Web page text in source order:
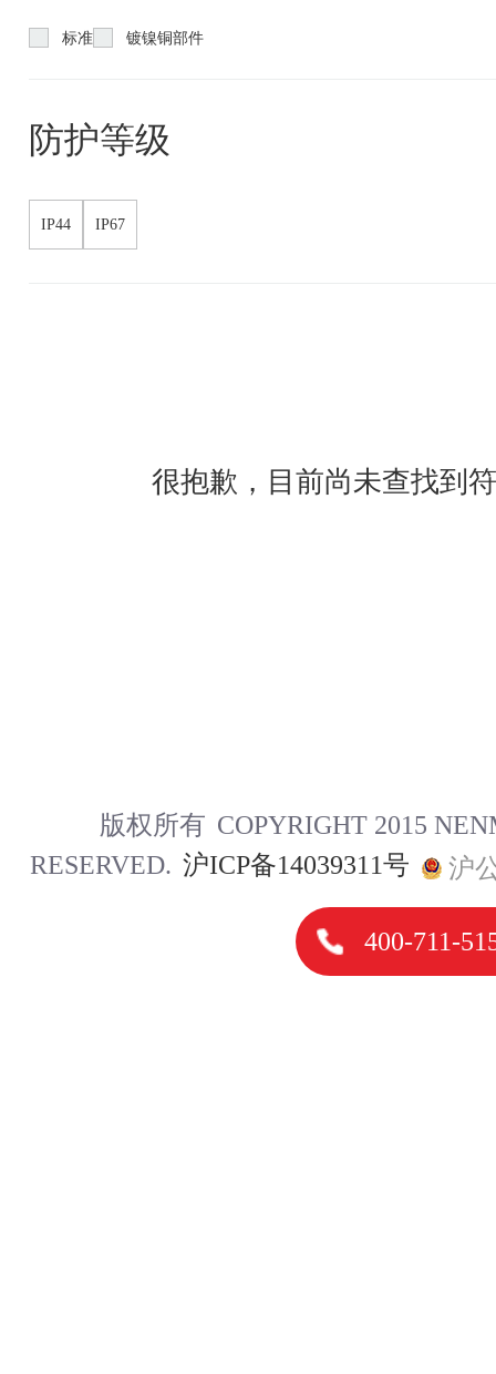
标准 镀镍铜部件
防护等级
IP44 IP67
很抱歉，目前尚未查找到
版权所有 COPYRIGHT 2015
RESERVED. 沪ICP备14039311号 沪
400-711-